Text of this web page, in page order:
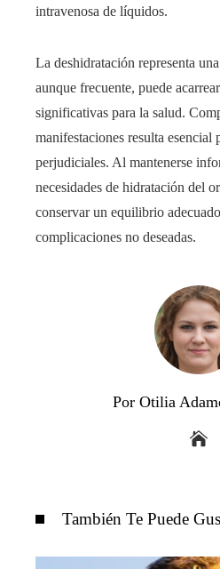
intravenosa de líquidos.
La deshidratación representa
aunque frecuente, puede
significativas para la salud.
manifestaciones resulta esencial
perjudiciales. Al mantenerse
necesidades de hidratación del
conservar un equilibrio
complicaciones no deseadas.
Por Otilia
También Te Puede